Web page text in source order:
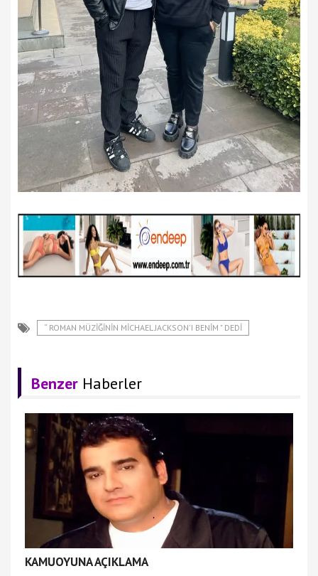
“ ROMAN MÜZIĞININ MICHAEL JACKSON'I BENIM " DEDI
Benzer Haberler
KAMUOYUNA AÇIKLAMA